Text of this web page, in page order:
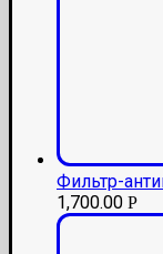
Фильтр-
1,700.00 Р